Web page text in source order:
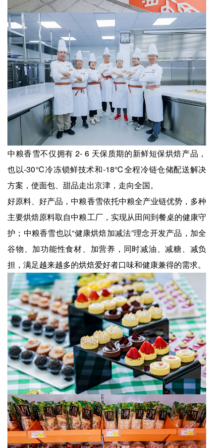
中粮香雪不仅拥有 2- 6 天保质期的新鲜短保烘焙产品，
也以-30℃冷冻锁鲜技术和-18℃全程冷链仓储配送解决
方案，使面包、甜品走出京津，走向全国。
好原料、好产品，中粮香雪依托中粮全产业链优势，多种
主要烘焙原料取自中粮工厂，实现从田间到餐桌的健康守
护；中粮香雪也以“健康烘焙加减法”理念开发产品，加全
谷物、加功能性食材、加营养，同时减油、减糖、减负
担，满足越来越多的烘焙爱好者口味和健康兼得的需求。